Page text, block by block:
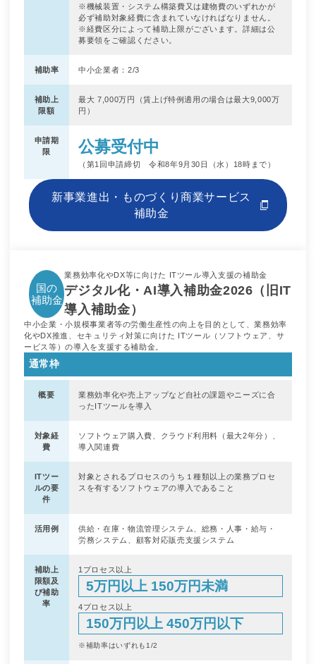
※機械装置・システム構築費又は建物費のいずれかが
必ず補助対象経費に含まれていなければなりません。
※経費区分によって補助上限がございます。詳細は公
募要領をご確認ください。
補助率 中小企業者：2/3
補助上
限額
最大 7,000万円（賃上げ特例適用の場合は最大9,000万
円）
申請期
限
公募受付中
（第1回申請締切 令和8年9月30日（水）18時まで）
新事業進出・ものづくり商業サービス
補助金
国の
補助金
デジタル化・AI導入補助金2026（旧IT
導入補助金）
業務効率化やDX等に向けた ITツール導入支援の補助金
中小企業・小規模事業者等の労働生産性の向上を目的として、業務効率
化やDX推進、セキュリティ対策に向けた ITツール（ソフトウェア、サ
ービス等）の導入を支援する補助金。
通常枠
概要
業務効率化や売上アップなど自社の課題やニーズに合
ったITツールを導入
対象経
費
ソフトウェア購入費、クラウド利用料（最大2年分）、
導入関連費
ITツー
ルの要
件
対象とされるプロセスのうち１種類以上の業務プロセ
スを有するソフトウェアの導入であること
活用例
供給・在庫・物流管理システム、総務・人事・給与・
労務システム、顧客対応販売支援システム
補助上
限額及
び補助
率
1プロセス以上
5万円以上 150万円未満
4プロセス以上
150万円以上 450万円以下
※補助率はいずれも1/2